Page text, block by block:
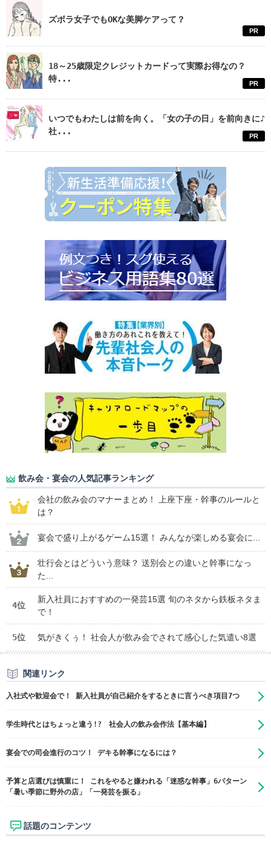
ズボラ女子でもOKな美脚ケアって？
PR
18～25歳限定クレジットカードって実際お得なの？
特...
PR
いつでもわたしは前を向く。「女の子の日」を前向きに♪
社...
PR
飲み会・宴会の人気記事ランキング
会社の飲み会のマナーまとめ！ 上座下座・幹事のルールと
は？
宴会で盛り上がるゲーム15選！ みんなが楽しめる宴会に...
壮行会とはどういう意味？ 送別会との違いと幹事になっ
た...
4位
新入社員におすすめの一発芸15選 旬のネタから鉄板ネタま
で！
5位 気がきくぅ！ 社会人が飲み会でされて感心した気遣い8選
関連リンク
入社式や歓迎会で！ 新入社員が自己紹介をするときに言うべき項目7つ
学生時代とはちょっと違う!? 社会人の飲み会作法【基本編】
宴会での司会進行のコツ！ デキる幹事になるには？
予算と店選びは慎重に！ これをやると嫌われる「迷惑な幹事」6パターン
「暑い季節に野外の店」「一発芸を振る」
話題のコンテンツ